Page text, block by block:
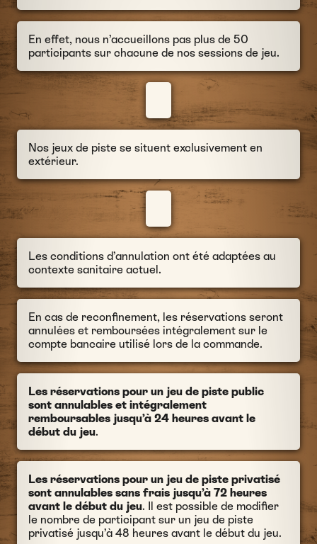
En effet, nous n’accueillons pas plus de 50
participants sur chacune de nos sessions de jeu.
Nos jeux de piste se situent exclusivement en
extérieur.
Les conditions d’annulation ont été adaptées au
contexte sanitaire actuel.
En cas de reconfinement, les réservations seront
annulées et remboursées intégralement sur le
compte bancaire utilisé lors de la commande.
Les réservations pour un jeu de piste public
sont annulables et intégralement
remboursables jusqu’à 24 heures avant le
début du jeu.
Les réservations pour un jeu de piste privatisé
sont annulables sans frais jusqu’à 72 heures
avant le début du jeu. Il est possible de modifier
le nombre de participant sur un jeu de piste
privatisé jusqu’à 48 heures avant le début du jeu.